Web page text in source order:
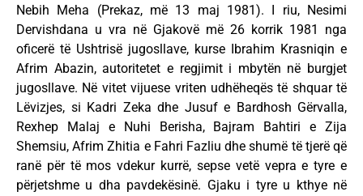
Nebih Meha (Prekaz, më 13 maj 1981). I riu, Nesimi
Dervishdana u vra në Gjakovë më 26 korrik 1981 nga
oficerë të Ushtrisë jugosllave, kurse Ibrahim Krasniqin e
Afrim Abazin, autoritetet e regjimit i mbytën në burgjet
jugosllave. Në vitet vijuese vriten udhëheqës të shquar të
Lëvizjes, si Kadri Zeka dhe Jusuf e Bardhosh Gërvalla,
Rexhep Malaj e Nuhi Berisha, Bajram Bahtiri e Zija
Shemsiu, Afrim Zhitia e Fahri Fazliu dhe shumë të tjerë që
ranë për të mos vdekur kurrë, sepse vetë vepra e tyre e
përjetshme u dha pavdekësinë. Gjaku i tyre u kthye në